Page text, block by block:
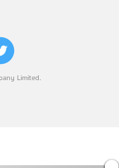
Limited.